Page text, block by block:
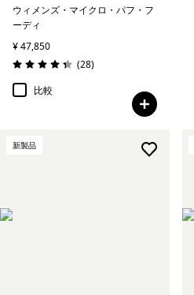
ウィメンズ・マイクロ・パフ・フ
ーディ
¥ 47,850
評価: 4.3 / 5
(28レビュー
)
比較
新製品